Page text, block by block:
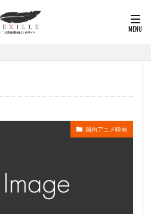
百瀬義行
皆口裕子
田畑智子
白石涼子
白井悠介
国内アニメ映画